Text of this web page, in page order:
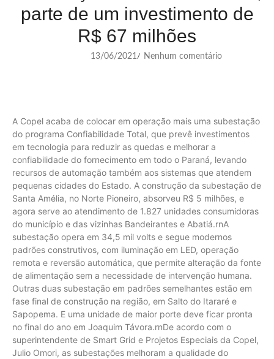
parte de um investimento de
R$ 67 milhões
13/06/2021/ Nenhum comentário
A Copel acaba de colocar em operação mais uma subestação
do programa Confiabilidade Total, que prevê investimentos
em tecnologia para reduzir as quedas e melhorar a
confiabilidade do fornecimento em todo o Paraná, levando
recursos de automação também aos sistemas que atendem
pequenas cidades do Estado. A construção da subestação de
Santa Amélia, no Norte Pioneiro, absorveu R$ 5 milhões, e
agora serve ao atendimento de 1.827 unidades consumidoras
do município e das vizinhas Bandeirantes e Abatiá.rnA
subestação opera em 34,5 mil volts e segue modernos
padrões construtivos, com iluminação em LED, operação
remota e reversão automática, que permite alteração da fonte
de alimentação sem a necessidade de intervenção humana.
Outras duas subestação em padrões semelhantes estão em
fase final de construção na região, em Salto do Itararé e
Sapopema. E uma unidade de maior porte deve ficar pronta
no final do ano em Joaquim Távora.rnDe acordo com o
superintendente de Smart Grid e Projetos Especiais da Copel,
Julio Omori, as subestações melhoram a qualidade do